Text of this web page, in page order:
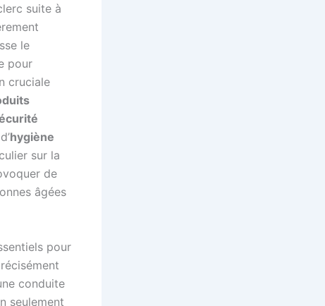
suite à
le
pour
cruciale
hygiène
sur la
de
âgées
pour
conduite
seulement